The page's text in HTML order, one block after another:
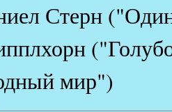
Стерн
мир")